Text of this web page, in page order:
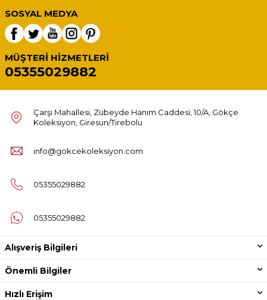
SOSYAL MEDYA
MÜŞTERI HIZMETLERI
05355029882
Çarşı Mahallesi, Zübeyde Hanım Caddesi, 10/A, Gökçe
Koleksiyon, Giresun/Tirebolu
info@gokcekoleksiyon.com
05355029882
05355029882
Alışveriş Bilgileri
Önemli Bilgiler
Hızlı Erişim